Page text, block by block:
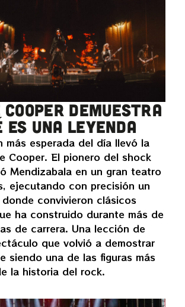
Cooper demuestra
es una leyenda
más esperada del día llevó la
Cooper. El pionero del shock
Mendizabala en un gran teatro
ejecutando con precisión un
convivieron clásicos
ha construido durante más de
de carrera. Una lección de
que volvió a demostrar
siendo una de las figuras más
la historia del rock.